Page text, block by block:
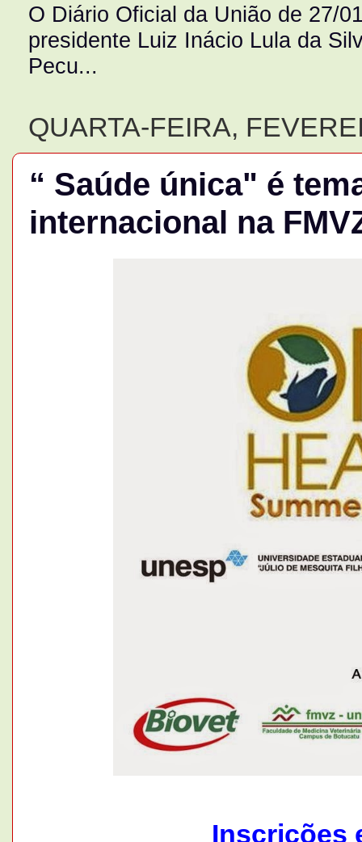
O Diário Oficial da União de 27/
presidente Luiz Inácio Lula da
Pecu...
QUARTA-FEIRA,
“ Saúde única" é
internacional na
Inscrições